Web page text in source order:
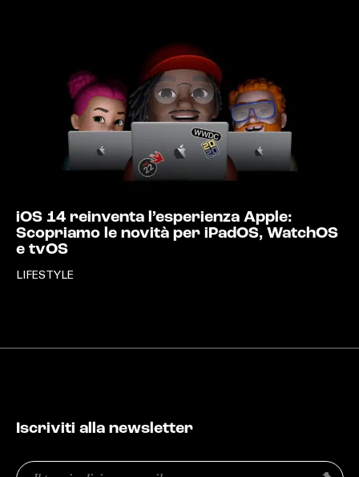
iOS 14 reinventa l’esperienza Apple:
Scopriamo le novità per iPadOS, WatchOS
e tvOS
LIFESTYLE
Iscriviti alla newsletter
Email